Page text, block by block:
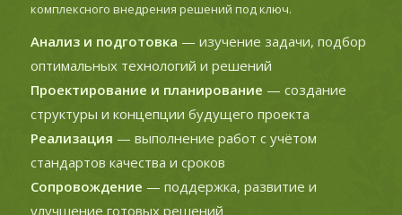
комплексного внедрения решений под ключ.
Анализ и подготовка — изучение задачи, подбор
оптимальных технологий и решений
Проектирование и планирование — создание
структуры и концепции будущего проекта
Реализация — выполнение работ с учётом
стандартов качества и сроков
Сопровождение — поддержка, развитие и
улучшение готовых решений